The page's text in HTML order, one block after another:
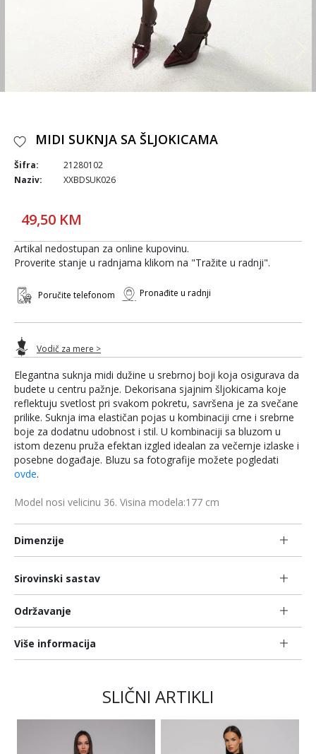
Elegantna suknja midi dužine u srebrnoj boji koja osigurava da
budete u centru pažnje. Dekorisana sjajnim šljokicama koje
reflektuju svetlost pri svakom pokretu, savršena je za svečane
prilike. Suknja ima elastičan pojas u kombinaciji crne i srebrne
boje za dodatnu udobnost i stil. U kombinaciji sa bluzom u
istom dezenu pruža efektan izgled idealan za večernje izlaske i
posebne događaje. Bluzu sa fotografije možete pogledati
ovde.
Model nosi velicinu 36. Visina modela:177 cm
Dimenzije
Sirovinski sastav
Održavanje
Više informacija
MIDI SUKNJA SA ŠLJOKICAMA
Šifra:
21280102
Naziv:
XXBDSUK026
49,50 KM
Artikal nedostupan za online kupovinu.
Proverite stanje u radnjama klikom na "Tražite u radnji".
Poručite telefonom Pronađite u radnji
Vodič za mere >
SLIČNI ARTIKLI